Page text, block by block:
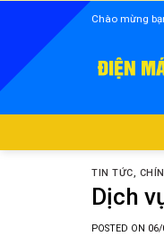
content
Chào mừng
TIN TỨC,
Dịch
POSTED ON 06/